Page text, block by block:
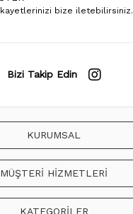
bize iletebilirsiniz.
Bizi Takip Edin
KURUMSAL
MÜŞTERİ HİZMETLERİ
KATEGORİLER